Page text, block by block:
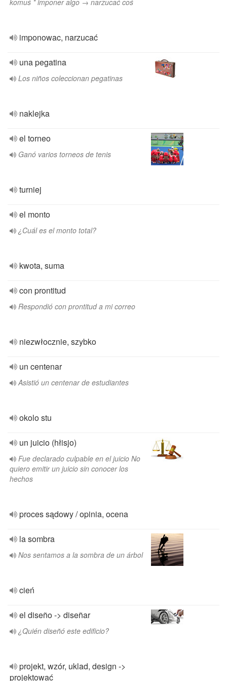
komuś * imponer algo → narzucać coś
imponowac, narzucać
una pegatina
Los niños coleccionan pegatinas
naklejka
el torneo
Ganó varios torneos de tenis
turniej
el monto
¿Cuál es el monto total?
kwota, suma
con prontitud
Respondió con prontitud a mi correo
niezwłocznie, szybko
un centenar
Asistió un centenar de estudiantes
okolo stu
un juicio (hłisjo)
Fue declarado culpable en el juicio No
quiero emitir un juicio sin conocer los
hechos
proces sądowy / opinia, ocena
la sombra
Nos sentamos a la sombra de un árbol
cień
el diseño -> diseñar
¿Quién diseñó este edificio?
projekt, wzór, uklad, design ->
projektować